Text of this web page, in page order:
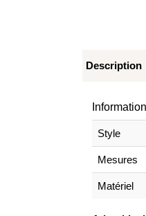
Description
Style
Mesures
Matériel